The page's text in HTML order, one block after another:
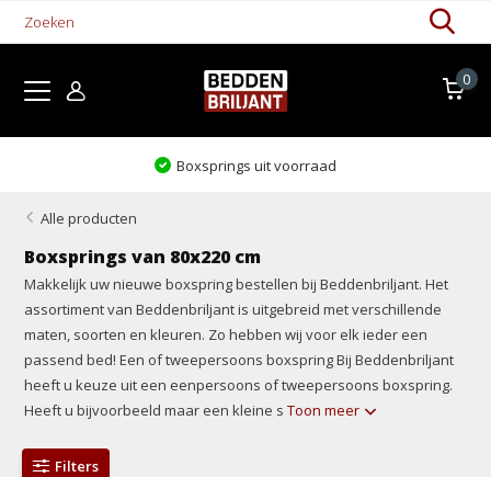
0
Boxsprings uit voorraad
Alle producten
Boxsprings van 80x220 cm
Makkelijk uw nieuwe boxspring bestellen bij Beddenbriljant. Het
assortiment van Beddenbriljant is uitgebreid met verschillende
maten, soorten en kleuren. Zo hebben wij voor elk ieder een
passend bed! Een of tweepersoons boxspring Bij Beddenbriljant
heeft u keuze uit een eenpersoons of tweepersoons boxspring.
Heeft u bijvoorbeeld maar een kleine sToon meer
Filters